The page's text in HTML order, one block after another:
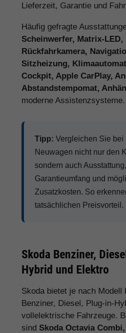
Lieferzeit, Garantie und
Häufig gefragte
Scheinwerfer, Matrix-
Rückfahrkamera,
Sitzheizung,
Cockpit, Apple CarPlay,
Abstandstempomat,
moderne Assistenzsysteme.
Tipp: Vergleichen Sie bei
Neuwagen nicht nur den
sondern auch
Garantieumfang und
Zusatzkosten. So
tatsächlichen Preisvorteil.
Skoda Benziner,
Hybrid und Elektro
Skoda bietet je nach Modell
Benziner, Diesel, Plug-in-
vollelektrische Fahrzeuge.
sind Skoda Octavia